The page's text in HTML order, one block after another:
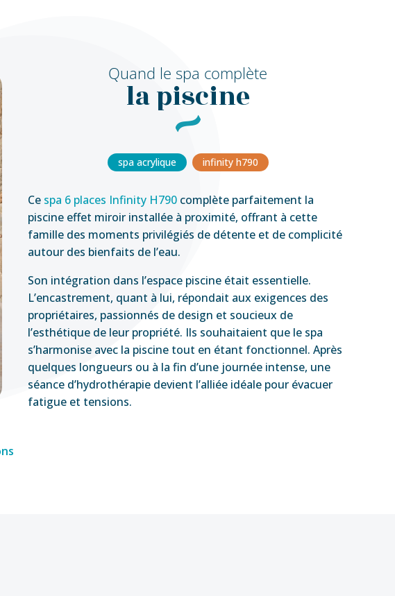
Quand le spa complète
la piscine
spa acrylique infinity h790
Ce spa 6 places Infinity H790complète parfaitement la
piscine effet miroir installée à proximité, offrant à cette
famille des moments privilégiés de détente et de complicité
autour des bienfaits de l’eau.
Son intégration dans l’espace piscine était essentielle.
L’encastrement, quant à lui, répondait aux exigences des
propriétaires, passionnés de design et soucieux de
l’esthétique de leur propriété. Ils souhaitaient que le spa
s’harmonise avec la piscine tout en étant fonctionnel. Après
quelques longueurs ou à la fin d’une journée intense, une
séance d’hydrothérapie devient l’alliée idéale pour évacuer
fatigue et tensions.